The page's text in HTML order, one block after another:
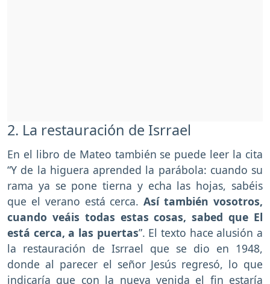
2. La restauración de Isrrael
En el libro de Mateo también se puede leer la cita
“Y de la higuera aprended la parábola: cuando su
rama ya se pone tierna y echa las hojas, sabéis
que el verano está cerca. Así también vosotros,
cuando veáis todas estas cosas, sabed que El
está cerca, a las puertas”. El texto hace alusión a
la restauración de Isrrael que se dio en 1948,
donde al parecer el señor Jesús regresó, lo que
indicaría que con la nueva venida el fin estaría